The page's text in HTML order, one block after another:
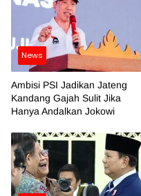
News
Ambisi PSI Jadikan Jateng
Kandang Gajah Sulit Jika
Hanya Andalkan Jokowi